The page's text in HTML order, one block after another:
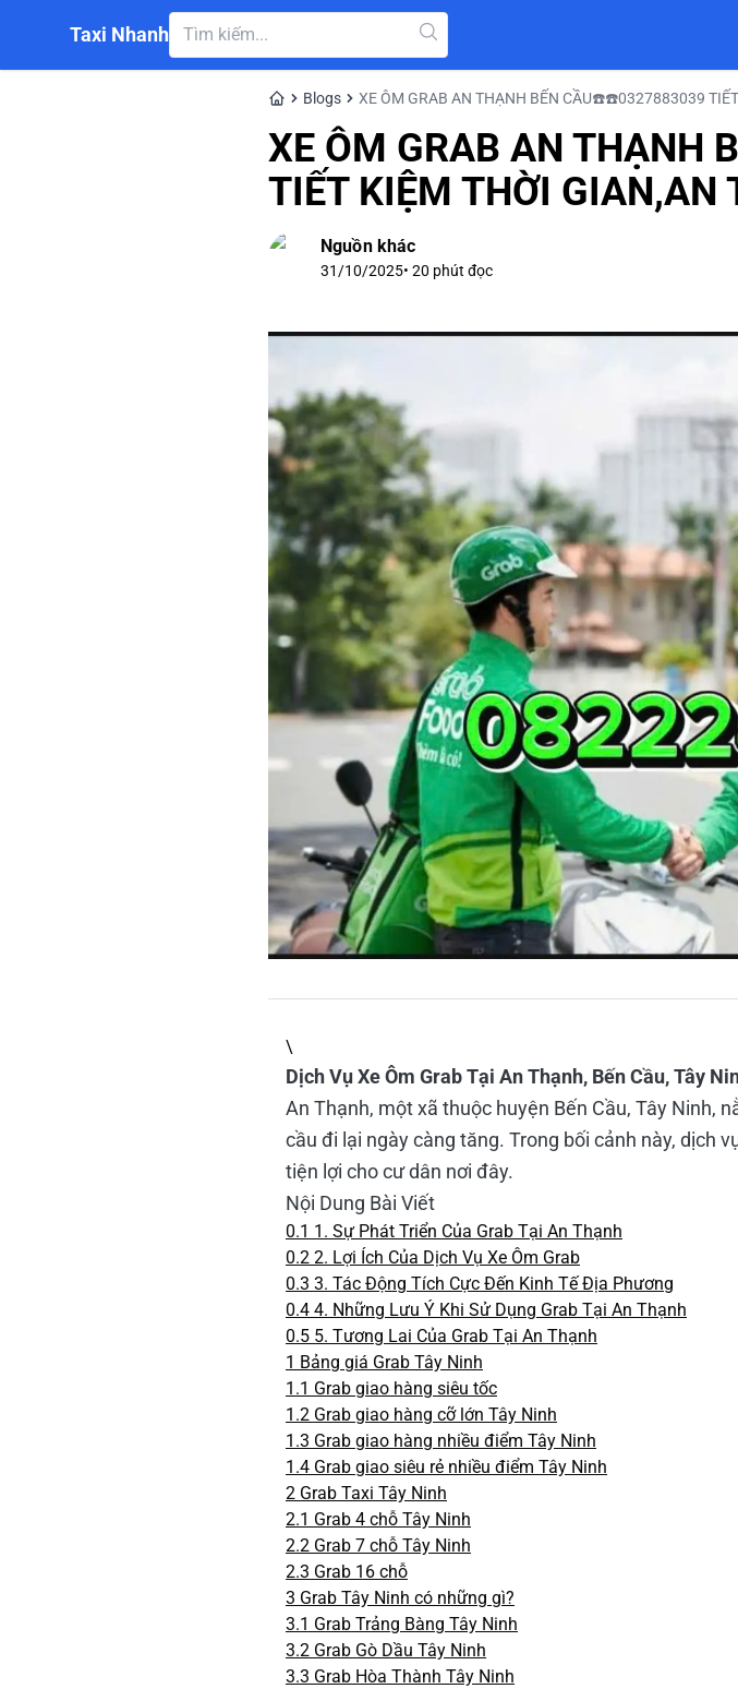
Taxi Nhanh
Blogs XE ÔM GRAB AN THẠNH BẾN CẦU☎️☎️0327883039
XE ÔM GRAB AN
TIẾT KIỆM THỜI GIAN,AN
Nguồn khác
31/10/2025• 20 phút đọc
\
Dịch Vụ Xe Ôm Grab Tại An Thạnh, Bến Cầu, Tây
An Thạnh, một xã thuộc huyện Bến Cầu, Tây Ninh,
cầu đi lại ngày càng tăng. Trong bối cảnh này, dịch
tiện lợi cho cư dân nơi đây.
Nội Dung Bài Viết
0.1 1. Sự Phát Triển Của Grab Tại An Thạnh
0.2 2. Lợi Ích Của Dịch Vụ Xe Ôm Grab
0.3 3. Tác Động Tích Cực Đến Kinh Tế Địa Phương
0.4 4. Những Lưu Ý Khi Sử Dụng Grab Tại An Thạnh
0.5 5. Tương Lai Của Grab Tại An Thạnh
1 Bảng giá Grab Tây Ninh
1.1 Grab giao hàng siêu tốc
1.2 Grab giao hàng cỡ lớn Tây Ninh
1.3 Grab giao hàng nhiều điểm Tây Ninh
1.4 Grab giao siêu rẻ nhiều điểm Tây Ninh
2 Grab Taxi Tây Ninh
2.1 Grab 4 chỗ Tây Ninh
2.2 Grab 7 chỗ Tây Ninh
2.3 Grab 16 chỗ
3 Grab Tây Ninh có những gì?
3.1 Grab Trảng Bàng Tây Ninh
3.2 Grab Gò Dầu Tây Ninh
3.3 Grab Hòa Thành Tây Ninh